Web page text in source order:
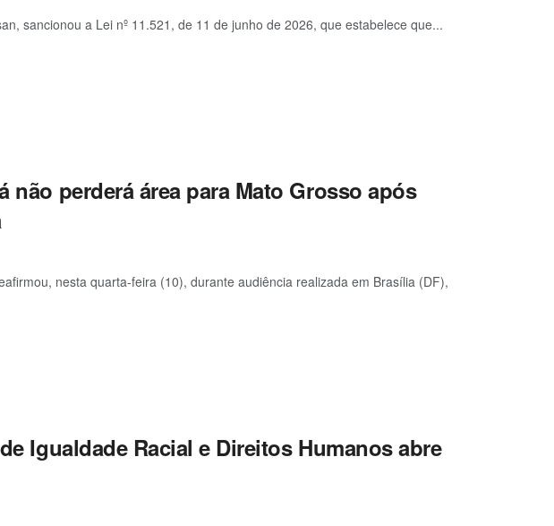
sancionou a Lei nº 11.521, de 11 de junho de 2026, que estabelece que...
não perderá área para Mato Grosso após
nesta quarta-feira (10), durante audiência realizada em Brasília (DF),
Igualdade Racial e Direitos Humanos abre